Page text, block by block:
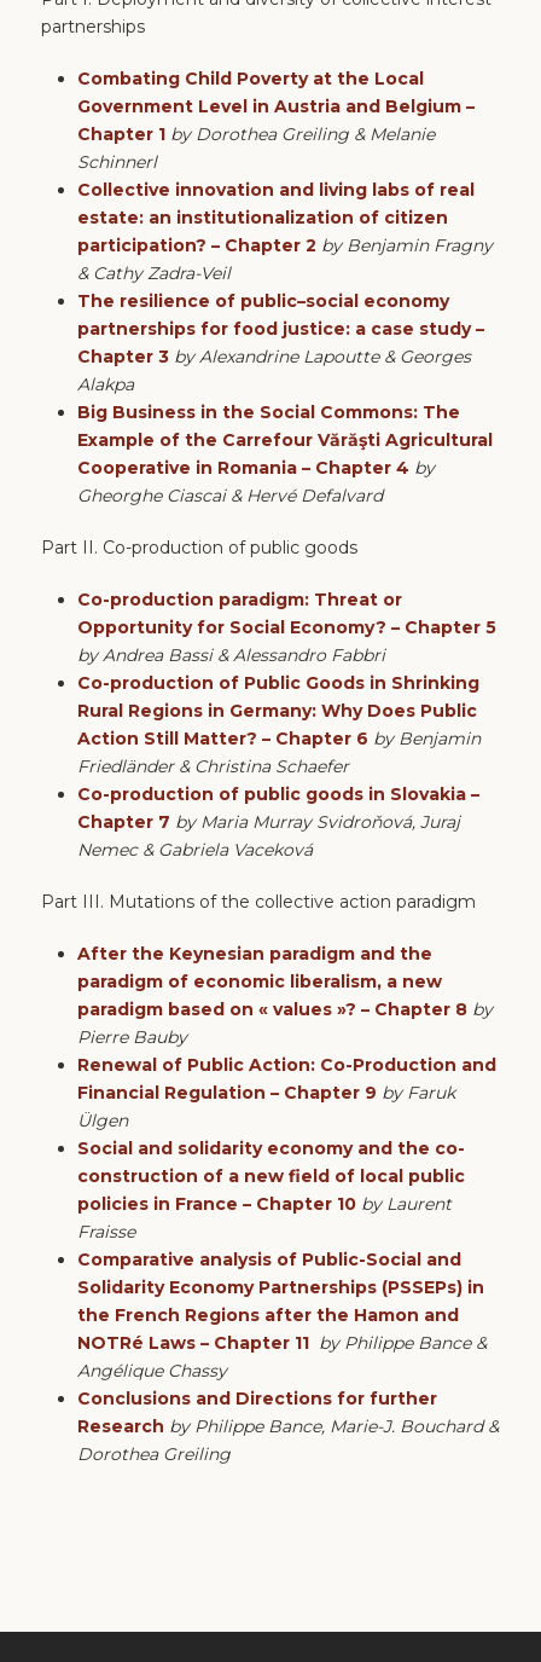
partnerships
Combating Child Poverty at the Local
Government Level in Austria and Belgium –
Chapter 1 by Dorothea Greiling & Melanie
Schinnerl
Collective innovation and living labs of real
estate: an institutionalization of citizen
participation? – Chapter 2 by Benjamin Fragny
& Cathy Zadra-Veil
The resilience of public–social economy
partnerships for food justice: a case study –
Chapter 3 by Alexandrine Lapoutte & Georges
Alakpa
Big Business in the Social Commons: The
Example of the Carrefour Vărăşti Agricultural
Cooperative in Romania – Chapter 4 by
Gheorghe Ciascai & Hervé Defalvard
Part II. Co-production of public goods
Co-production paradigm: Threat or
Opportunity for Social Economy? – Chapter 5
by Andrea Bassi & Alessandro Fabbri
Co-production of Public Goods in Shrinking
Rural Regions in Germany: Why Does Public
Action Still Matter? – Chapter 6 by Benjamin
Friedländer & Christina Schaefer
Co-production of public goods in Slovakia –
Chapter 7 by Maria Murray Svidroňová, Juraj
Nemec & Gabriela Vaceková
Part III. Mutations of the collective action paradigm
After the Keynesian paradigm and the
paradigm of economic liberalism, a new
paradigm based on « values »? – Chapter 8 by
Pierre Bauby
Renewal of Public Action: Co-Production and
Financial Regulation – Chapter 9 by Faruk
Ülgen
Social and solidarity economy and the co-
construction of a new field of local public
policies in France – Chapter 10 by Laurent
Fraisse
Comparative analysis of Public-Social and
Solidarity Economy Partnerships (PSSEPs) in
the French Regions after the Hamon and
NOTRé Laws – Chapter 11 by Philippe Bance &
Angélique Chassy
Conclusions and Directions for further
Research by Philippe Bance, Marie-J. Bouchard &
Dorothea Greiling